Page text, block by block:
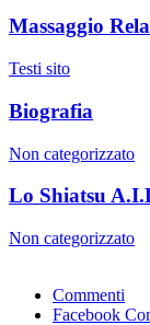
Massaggio
Testi sito
Biografia
Non categorizzato
Lo Shiatsu
Non categorizzato
Commenti
Facebook